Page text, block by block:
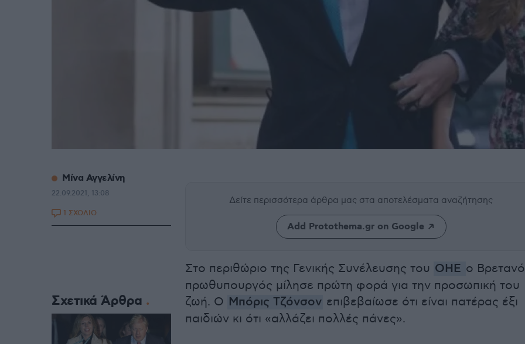
Δείτε περισσότερα άρθρα μας στα αποτελέσματα αναζήτησης
Add Protothema.gr on Google
Στο περιθώριο της Γενικής Συνέλευσης του ΟΗΕ ο
πρωθυπουργός μίλησε πρώτη φορά για την προσωπική του
ζωή. Ο Μπόρις Τζόνσον επιβεβαίωσε ότι είναι πατέρας έξι
παιδιών κι ότι «αλλάζει πολλές πάνες».
Μίνα Αγγελίνη
22.09.2021, 13:08
1 ΣΧΟΛΙΟ
Σχετικά Άρθρα